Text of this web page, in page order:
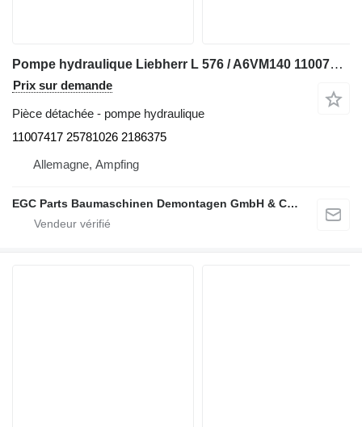
Pompe hydraulique Liebherr L 576 / A6VM140 11007417 25781026 2186375 pour chargeuse sur pneus Liebherr L 576 / A6VM140
Prix sur demande
Pièce détachée - pompe hydraulique
11007417 25781026 2186375
Allemagne, Ampfing
EGC Parts Baumaschinen Demontagen GmbH & Co. KG